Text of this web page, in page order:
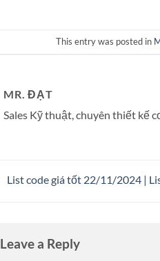
This entry was posted in
MR. ĐẠT
Sales Kỹ thuật, chuyên thiết kế
List code giá tốt 22/11/2024 |
Leave a Reply